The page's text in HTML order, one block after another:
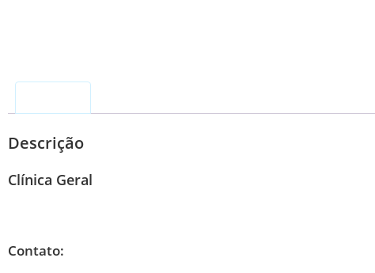
Descrição
Clínica Geral
Contato: